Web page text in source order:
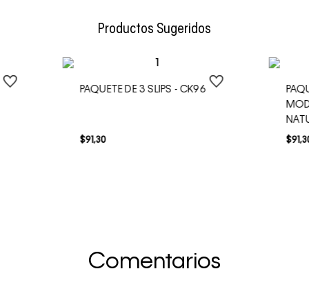
Productos Sugeridos
PAQUETE DE 3 SLIPS - CK96
$91,30 $91,
Comentarios